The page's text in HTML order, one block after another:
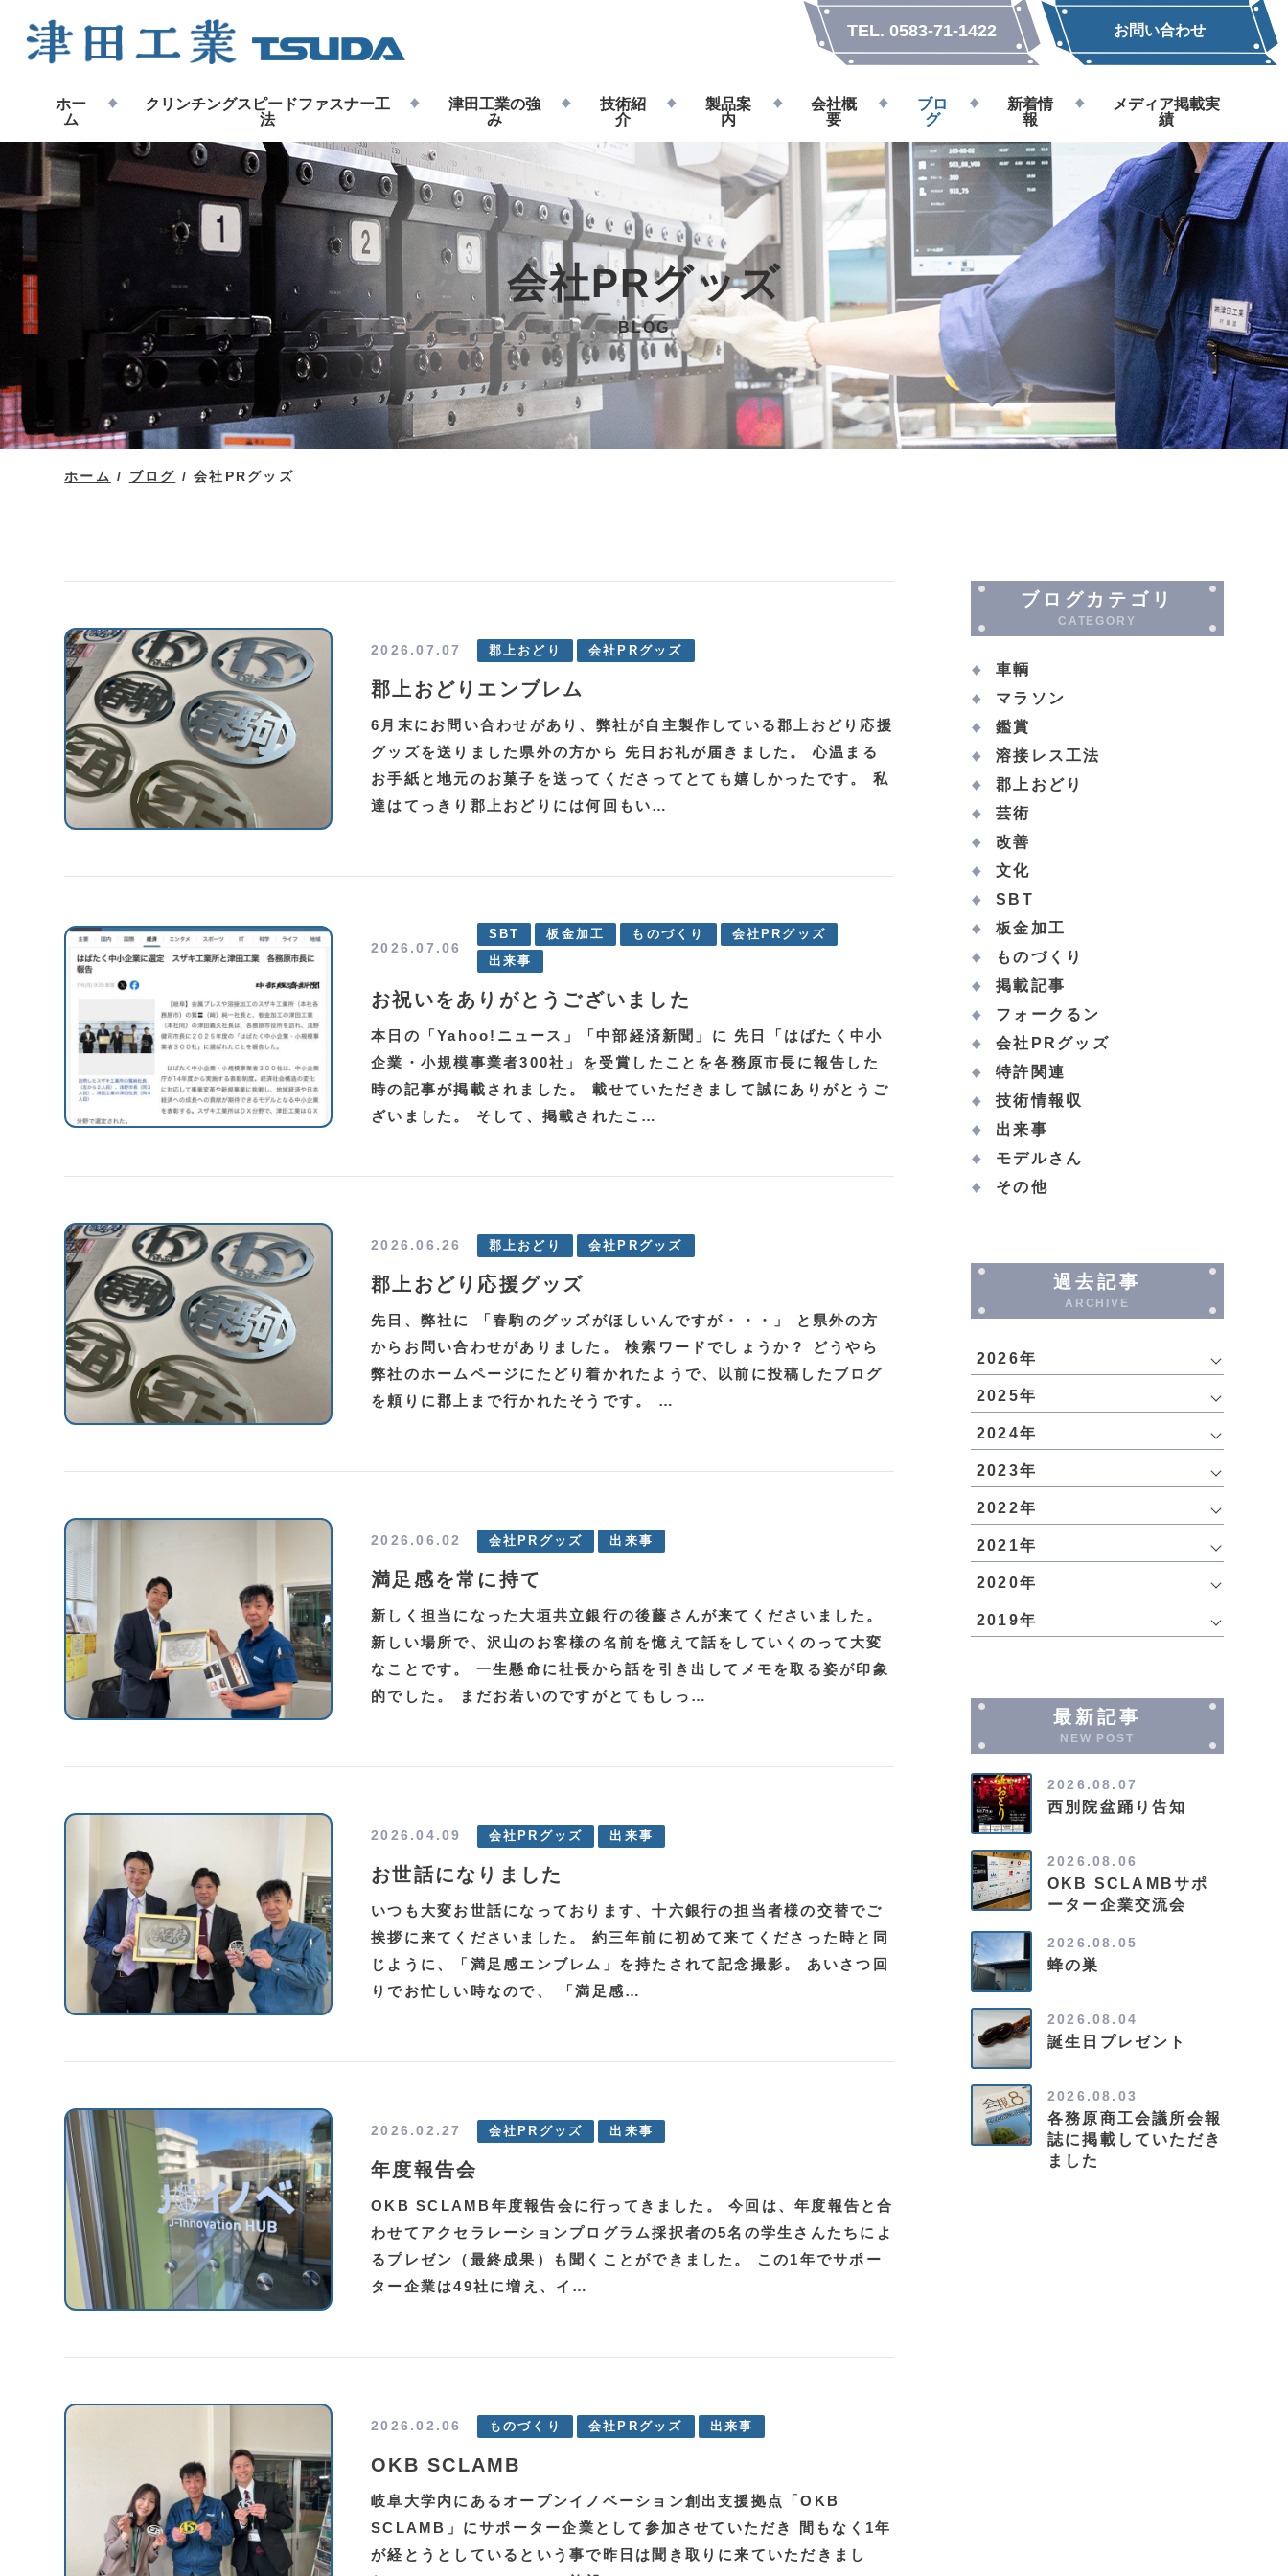
ホー
ム
クリンチングスピードファスナー工
法
津田工業の強
み
技術紹
介
製品案
内
会社概
要
ブロ
グ
新着情
報
メディア掲載実
績
TEL. 0583-71-1422 お問い合わせ
会社PRグッズ
BLOG
ホーム / ブログ /会社PRグッズ
2026.07.07 郡上おどり 会社PRグッズ
郡上おどりエンブレム
6月末にお問い合わせがあり、弊社が自主製作している郡上おどり応援
グッズを送りました県外の方から 先日お礼が届きました。 心温まる
お手紙と地元のお菓子を送ってくださってとても嬉しかったです。 私
達はてっきり郡上おどりには何回もい…
2026.07.06
SBT 板金加工 ものづくり
会社PRグッズ
出来事
お祝いをありがとうございました
本日の「Yahoo!ニュース」「中部経済新聞」に 先日「はばたく中小
企業・小規模事業者300社」を受賞したことを各務原市長に報告した
時の記事が掲載されました。 載せていただきまして誠にありがとうご
ざいました。 そして、掲載されたこ…
2026.06.26 郡上おどり 会社PRグッズ
郡上おどり応援グッズ
先日、弊社に 「春駒のグッズがほしいんですが・・・」 と県外の方
からお問い合わせがありました。 検索ワードでしょうか？ どうやら
弊社のホームページにたどり着かれたようで、以前に投稿したブログ
を頼りに郡上まで行かれたそうです。 …
2026.06.02 会社PRグッズ 出来事
満足感を常に持て
新しく担当になった大垣共立銀行の後藤さんが来てくださいました。
新しい場所で、沢山のお客様の名前を憶えて話をしていくのって大変
なことです。 一生懸命に社長から話を引き出してメモを取る姿が印象
的でした。 まだお若いのですがとてもしっ…
2026.04.09 会社PRグッズ 出来事
お世話になりました
いつも大変お世話になっております、十六銀行の担当者様の交替でご
挨拶に来てくださいました。 約三年前に初めて来てくださった時と同
じように、「満足感エンブレム」を持たされて記念撮影。 あいさつ回
りでお忙しい時なので、 「満足感…
2026.02.27 会社PRグッズ 出来事
年度報告会
OKB SCLAMB年度報告会に行ってきました。 今回は、年度報告と合
わせてアクセラレーションプログラム採択者の5名の学生さんたちによ
るプレゼン（最終成果）も聞くことができました。 この1年でサポー
ター企業は49社に増え、イ…
2026.02.06 ものづくり 会社PRグッズ 出来事
OKB SCLAMB
岐阜大学内にあるオープンイノベーション創出支援拠点「OKB
SCLAMB」にサポーター企業として参加させていただき 間もなく1年
が経とうとしているという事で昨日は聞き取りに来ていただきまし
ブログカテゴリ
CATEGORY
車輌
マラソン
鑑賞
溶接レス工法
郡上おどり
芸術
改善
文化
SBT
板金加工
ものづくり
掲載記事
フォークるン
会社PRグッズ
特許関連
技術情報収
出来事
モデルさん
その他
過去記事
ARCHIVE
2026年
2025年
2024年
2023年
2022年
2021年
2020年
2019年
最新記事
NEW POST
2026.08.07
西別院盆踊り告知
2026.08.06
OKB SCLAMBサポ
ーター企業交流会
2026.08.05
蜂の巣
2026.08.04
誕生日プレゼント
2026.08.03
各務原商工会議所会報
誌に掲載していただき
ました